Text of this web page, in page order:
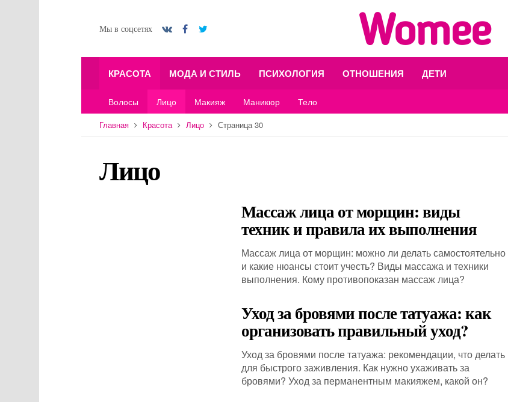
Мы в соцсетях
КРАСОТА МОДА И СТИЛЬ ПСИХОЛОГИЯ ОТНОШЕНИЯ ДЕТИ
Волосы Лицо Макияж Маникюр Тело
Главная Красота Лицо Страница 30
Лицо
Массаж лица от морщин: виды
техник и правила их выполнения
Массаж лица от морщин: можно ли делать самостоятельно
и какие нюансы стоит учесть? Виды массажа и техники
выполнения. Кому противопоказан массаж лица?
Уход за бровями после татуажа: как
организовать правильный уход?
Уход за бровями после татуажа: рекомендации, что делать
для быстрого заживления. Как нужно ухаживать за
бровями? Уход за перманентным макияжем, какой он?